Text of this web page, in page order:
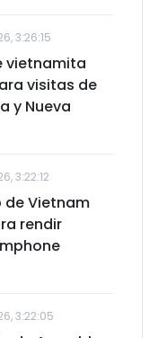
3:26:15
vietnamita
visitas de
y Nueva
3:22:12
de Vietnam
rendir
3:22:05